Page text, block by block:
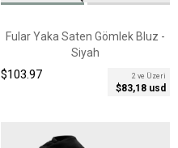
Fular Yaka Saten Gömlek Bluz -
Siyah
2 ve Üzeri
$83,18 usd
$103.97